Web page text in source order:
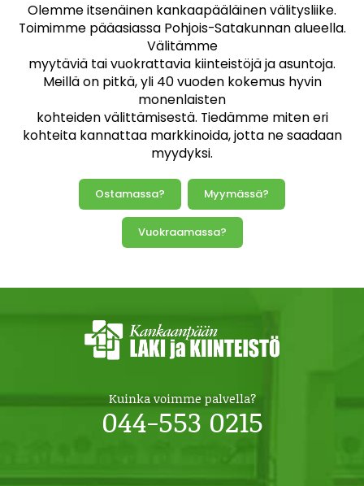
Olemme itsenäinen kankaapääläinen välitysliike.
Toimimme pääasiassa Pohjois-Satakunnan alueella.
Välitämme
myytäviä tai vuokrattavia kiinteistöjä ja asuntoja.
Meillä on pitkä, yli 40 vuoden kokemus hyvin
monenlaisten
kohteiden välittämisestä. Tiedämme miten eri
kohteita kannattaa markkinoida, jotta ne saadaan
myydyksi.
Ostamassa? Myymässä?
Vuokraamassa?
Kuinka voimme palvella?
044-553 0215